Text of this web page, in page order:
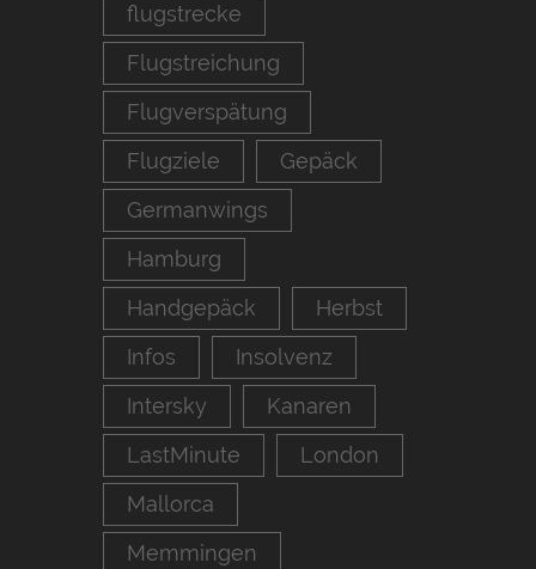
flugstrecke
Flugstreichung
Flugverspätung
Flugziele
Gepäck
Germanwings
Hamburg
Handgepäck
Herbst
Infos
Insolvenz
Intersky
Kanaren
LastMinute
London
Mallorca
Memmingen